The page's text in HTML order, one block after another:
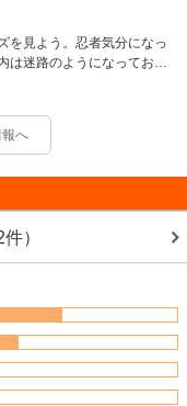
を見よう。忍者気分になっ
は迷路のようになってお
へ
）